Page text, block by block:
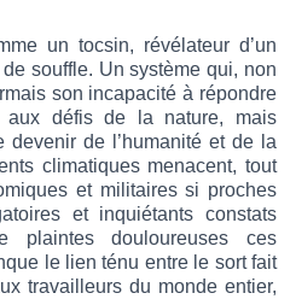
un tocsin, révélateur d’un
souffle. Un système qui, non
son incapacité à répondre
aux défis de la nature, mais
devenir de l’humanité et de la
climatiques menacent, tout
et militaires si proches
et inquiétants constats
plaintes douloureuses ces
le lien ténu entre le sort fait
travailleurs du monde entier,